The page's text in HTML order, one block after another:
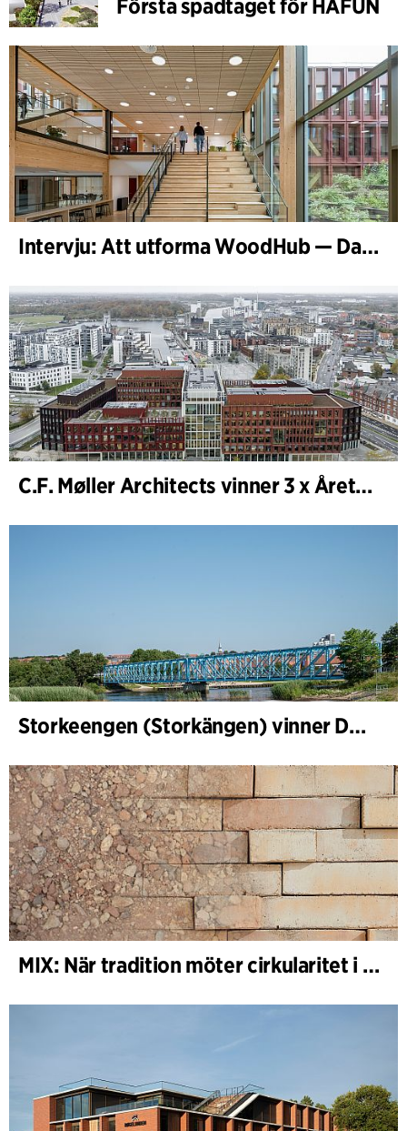
Första spadtaget för HAFUN
Intervju: Att utforma WoodHub — Danmarks största träbyggnad
C.F. Møller Architects vinner 3 x Årets Byggnad 2025
Storkeengen (Storkängen) vinner DANVAs Klimatpris 2025 och bygger vidare på ett tidigare arkitektoniskt erkännande
MIX: När tradition möter cirkularitet i arkitekturen